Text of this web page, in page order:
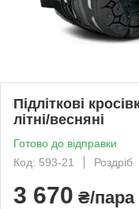
Підліткові
літні/весняні
Готово до відправки
Код: 593-21
Роздріб
3 670 ₴/пара